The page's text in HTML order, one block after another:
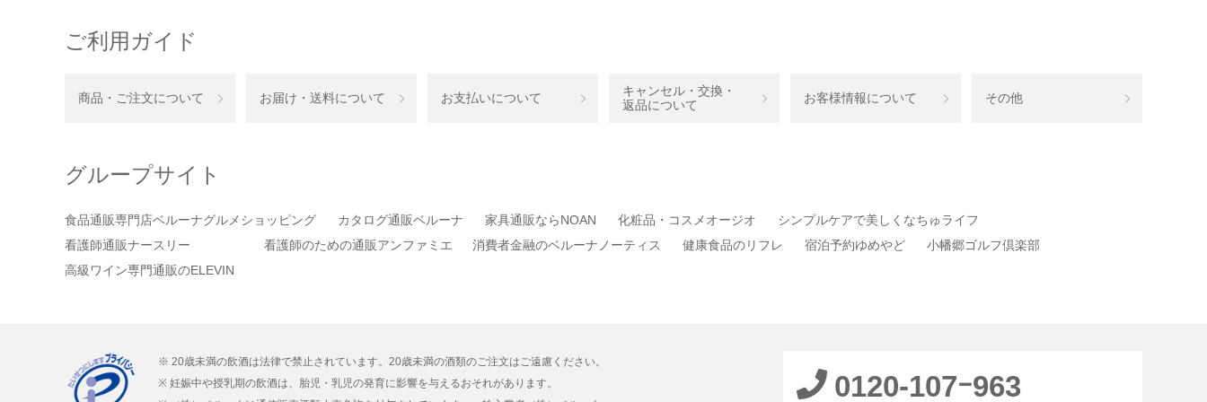
ご利用ガイド
商品・ご注文について お届け・送料について お支払いについて
キャンセル・交換・
返品について
お客様情報について その他
グループサイト
食品通販専門店ベルーナグルメショッピング カタログ通販ベルーナ 家具通販ならNOAN 化粧品・コスメオージオ
シンプルケアで美しくなちゅライフ
看護師通販ナースリー
看護師のための通販アンファミエ 消費者金融のベルーナノーティス 健康食品のリフレ 宿泊予約ゆめやど
小幡郷ゴルフ倶楽部
高級ワイン専門通販のELEVIN
※ 20歳未満の飲酒は法律で禁止されています。20歳未満の酒類のご注文はご遠慮ください。
※ 妊娠中や授乳期の飲酒は、胎児・乳児の発育に影響を与えるおそれがあります。
0120-107ｰ963